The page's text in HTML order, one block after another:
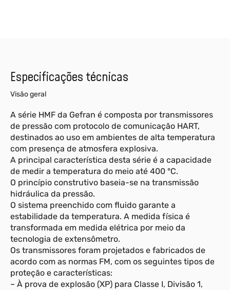
Especificações técnicas
Visão geral
A série HMF da Gefran é composta por transmissores
de pressão com protocolo de comunicação HART,
destinados ao uso em ambientes de alta temperatura
com presença de atmosfera explosiva.
A principal característica desta série é a capacidade
de medir a temperatura do meio até 400 °C.
O princípio construtivo baseia-se na transmissão
hidráulica da pressão.
O sistema preenchido com fluido garante a
estabilidade da temperatura. A medida física é
transformada em medida elétrica por meio da
tecnologia de extensômetro.
Os transmissores foram projetados e fabricados de
acordo com as normas FM, com os seguintes tipos de
proteção e características:
– À prova de explosão (XP) para Classe I, Divisão 1,